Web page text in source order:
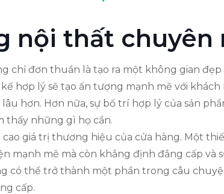
nội thất chuyên
chỉ đơn thuần là tạo ra một không gian
hợp lý sẽ tạo ấn tượng mạnh mẽ với
hơn. Hơn nữa, sự bố trí hợp lý của sản
thấy những gì họ cần.
giá trị thương hiệu của cửa hàng. Một
mạnh mẽ mà còn khẳng định đẳng cấp và
có thể trở thành một phần trong câu
cấp.